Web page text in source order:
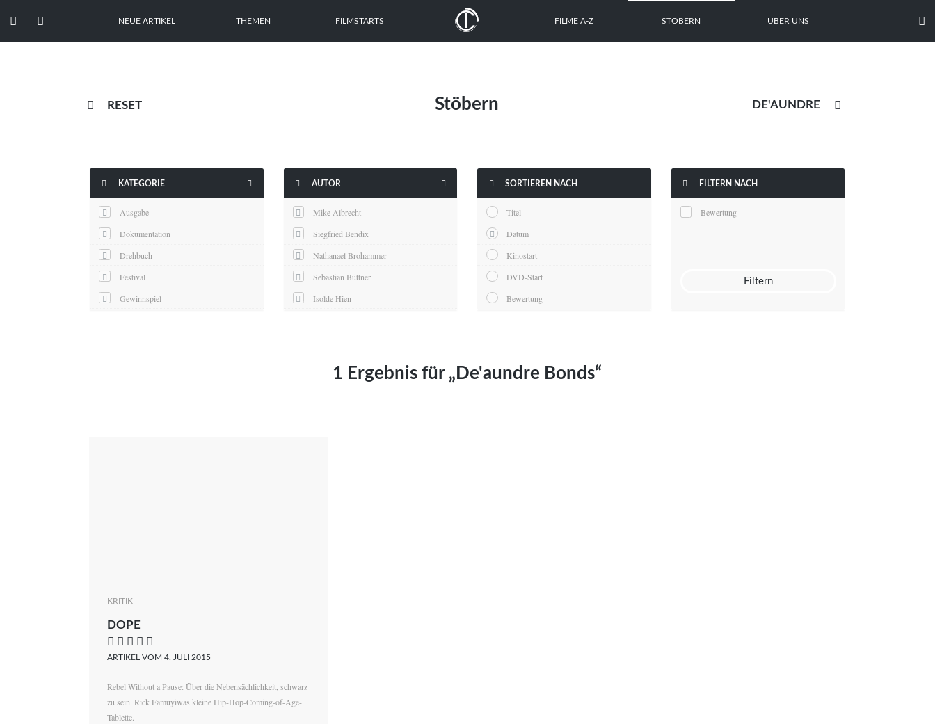
  NEUE ARTIKEL THEMEN FILMSTARTS FILME A-Z STÖBERN ÜBER UNS 
 RESET Stöbern 
 KATEGORIE 
Ausgabe
Dokumentation
Drehbuch
Festival
Gewinnspiel
 AUTOR 
Mike Albrecht
Siegfried Bendix
Nathanael Brohammer
Sebastian Büttner
Isolde Hien
Maximilian Kosing
 SORTIEREN NACH
Titel
Datum
Kinostart
DVD-Start
Bewertung
 FILTERN NACH
Bewertung
Filtern
1 Ergebnis für „De'aundre Bonds“
KRITIK
DOPE
    
ARTIKEL VOM 4. JULI 2015
Rebel Without a Pause: Über die Nebensächlichkeit, schwarz
zu sein. Rick Famuyiwas kleine Hip-Hop-Coming-of-Age-
Tablette.